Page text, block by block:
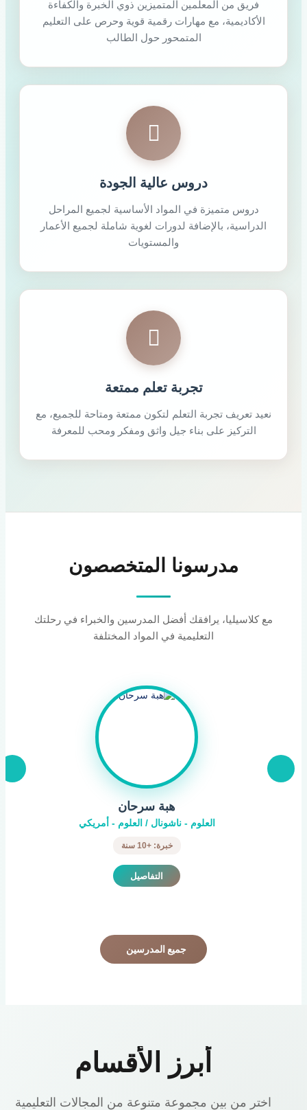
فريق من المعلمين المتميزين ذوي الخبرة والكفاءة
الأكاديمية، مع مهارات رقمية قوية وحرص على التعليم
المتمحور حول الطالب
دروس عالية الجودة
دروس متميزة في المواد الأساسية لجميع المراحل
الدراسية، بالإضافة لدورات لغوية شاملة لجميع الأعمار
والمستويات
تجربة تعلم ممتعة
نعيد تعريف تجربة التعلم لتكون ممتعة ومتاحة للجميع، مع
التركيز على بناء جيل واثق ومفكر ومحب للمعرفة
مدرسونا المتخصصون
مع كلاسيليا، يرافقك أفضل المدرسين والخبراء في رحلتك
التعليمية في المواد المختلفة
اميره عبد الواحد
الدراسات الاجتماعيه
خبرة: +27 سنة
التفاصيل
جميع المدرسين
أبرز الأقسام
اختر من بين مجموعة متنوعة من المجالات التعليمية